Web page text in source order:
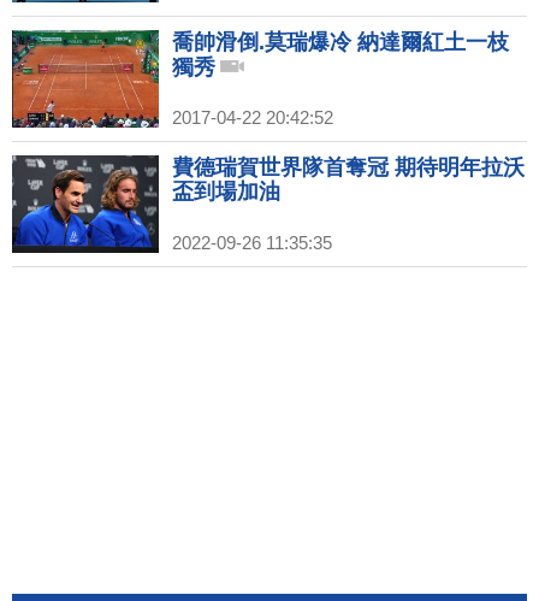
喬帥滑倒.莫瑞爆冷 納達爾紅土一枝
獨秀
2017-04-22 20:42:52
費德瑞賀世界隊首奪冠 期待明年拉沃
盃到場加油
2022-09-26 11:35:35